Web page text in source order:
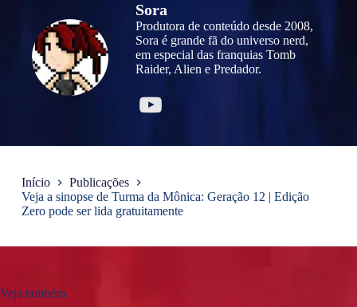
Sora
Produtora de conteúdo desde 2008,
Sora é grande fã do universo nerd,
em especial das franquias Tomb
Raider, Alien e Predador.
Início
Publicações
Veja a sinopse de Turma da Mônica: Geração 12 | Edição
Zero pode ser lida gratuitamente
Veja também